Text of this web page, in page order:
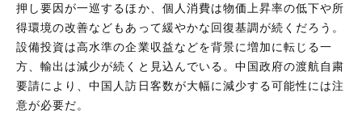
押し要因が一巡するほか、個人消費は物価上昇率の低下や所
得環境の改善などもあって緩やかな回復基調が続くだろう。
設備投資は高水準の企業収益などを背景に増加に転じる一
方、輸出は減少が続くと見込んでいる。中国政府の渡航自粛
要請により、中国人訪日客数が大幅に減少する可能性には注
意が必要だ。